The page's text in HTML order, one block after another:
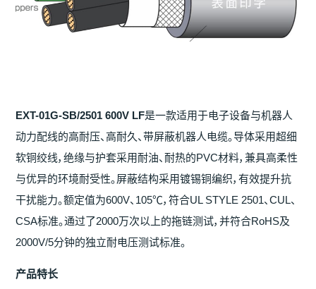
EXT-01G-SB/2501 600V LF是一款适用于电子设备与机器人
动力配线的高耐压、高耐久、带屏蔽机器人电缆。导体采用超细
软铜绞线，绝缘与护套采用耐油、耐热的PVC材料，兼具高柔性
与优异的环境耐受性。屏蔽结构采用镀锡铜编织，有效提升抗
干扰能力。额定值为600V、105℃，符合UL STYLE 2501、CUL、
CSA标准。通过了2000万次以上的拖链测试，并符合RoHS及
2000V/5分钟的独立耐电压测试标准。
产品特长